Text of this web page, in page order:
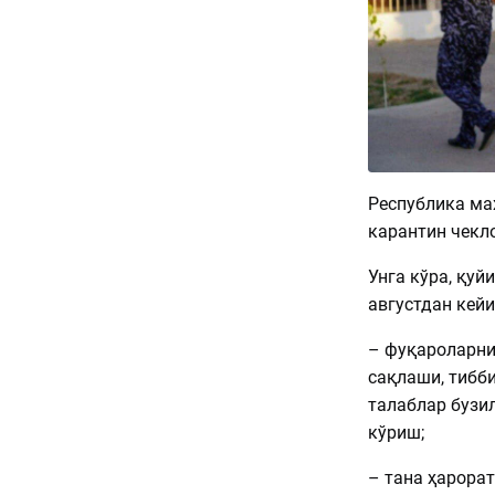
Республика
карантин
Унга кўра,
августдан
–
сақлаши,
талаблар
кўриш;
– тана